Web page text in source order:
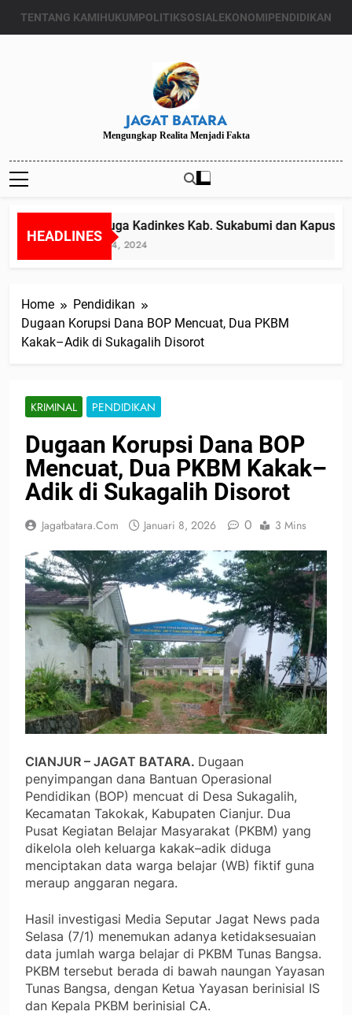
TENTANG KAMIHUKUMPOLITIKSOSIALEKONOMIPENDIDIKAN
JAGAT BATARA
Mengungkap Realita Menjadi Fakta
HEADLINES
Diduga Kadinkes Kab. Sukabumi dan
Juli 24, 2024
Home
Pendidikan
Dugaan Korupsi Dana BOP Mencuat, Dua PKBM
Kakak–Adik di Sukagalih Disorot
KRIMINAL PENDIDIKAN
Dugaan Korupsi Dana BOP
Mencuat, Dua PKBM Kakak–
Adik di Sukagalih Disorot
Jagatbatara.com Januari 8, 2026 0 3 Mins
CIANJUR – JAGAT BATARA. Dugaan
penyimpangan dana Bantuan Operasional
Pendidikan (BOP) mencuat di Desa Sukagalih,
Kecamatan Takokak, Kabupaten Cianjur. Dua
Pusat Kegiatan Belajar Masyarakat (PKBM) yang
dikelola oleh keluarga kakak–adik diduga
menciptakan data warga belajar (WB) fiktif guna
meraup anggaran negara.
Hasil investigasi Media Seputar Jagat News pada
Selasa (7/1) menemukan adanya ketidaksesuaian
data jumlah warga belajar di PKBM Tunas Bangsa.
PKBM tersebut berada di bawah naungan Yayasan
Tunas Bangsa, dengan Ketua Yayasan berinisial IS
dan Kepala PKBM berinisial CA.